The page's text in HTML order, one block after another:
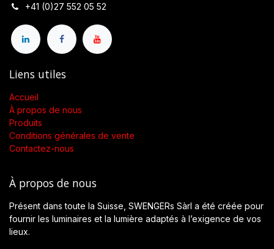
+41 (0)27 552 05 52
Liens utiles
Accueil
À propos de nous
Produits
Conditions générales de vente
Contactez-nous
À propos de nous
Présent dans toute la Suisse, SWENGERs Sàrl a été créée pour
fournir les luminaires et la lumière adaptés à l’exigence de vos
lieux.